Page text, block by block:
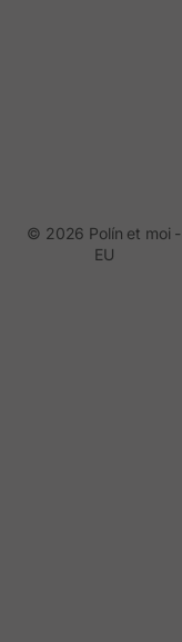
© 2026 Polín et moi -
EU